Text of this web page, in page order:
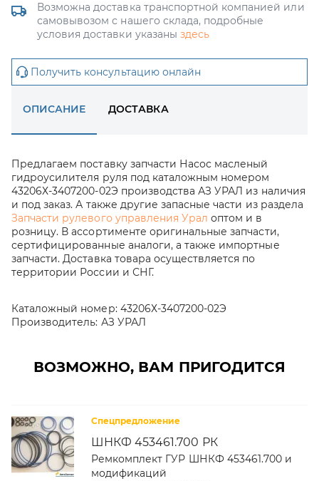
Возможна доставка транспортной компанией или
самовывозом с нашего склада, подробные
условия доставки указаны здесь
Получить консультацию онлайн
ОПИСАНИЕ ДОСТАВКА
Предлагаем поставку запчасти Насос масленый
гидроусилителя руля под каталожным номером
43206Х-3407200-02Э производства АЗ УРАЛ из наличия
и под заказ. А также другие запасные части из раздела
Запчасти рулевого управления Урал оптом и в
розницу. В ассортименте оригинальные запчасти,
сертифицированные аналоги, а также импортные
запчасти. Доставка товара осуществляется по
территории России и СНГ.
Каталожный номер: 43206Х-3407200-02Э
Производитель: АЗ УРАЛ
ВОЗМОЖНО, ВАМ ПРИГОДИТСЯ
Спецпредложение
ШНКФ 453461.700 РК
Ремкомплект ГУР ШНКФ 453461.700 и
модификаций